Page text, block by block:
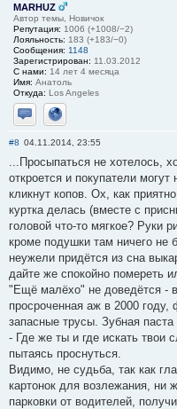
MARHUZ
Автор темы, Новичок
Репутация: 1006 (+1008/−2)
Лояльность: 183 (+183/−0)
Сообщения: 1148
Зарегистрирован: 11.03.2012
С нами: 14 лет 4 месяца
Имя: Анатоль
Откуда: Los Angeles
Отправить личное
Сайт
#8 04.11.2014, 23:55
...Просыпаться не хотелось,
откроется и покупатели
кликнут копов. Ох, как
куртка делась (вместе с
головой что-то мягкое? Руки
кроме подушки там ничего не
неужели придётся из сна
дайте же спокойно помереть
"Ещё малёхо" не доведётся - в
просроченная аж в 2000
запасные трусы. Зубная
- Где же ты и где искать твои
пытаясь проснуться.
Видимо, не судьба, так как
картонок для возлежания, ни
парковки от водителей,